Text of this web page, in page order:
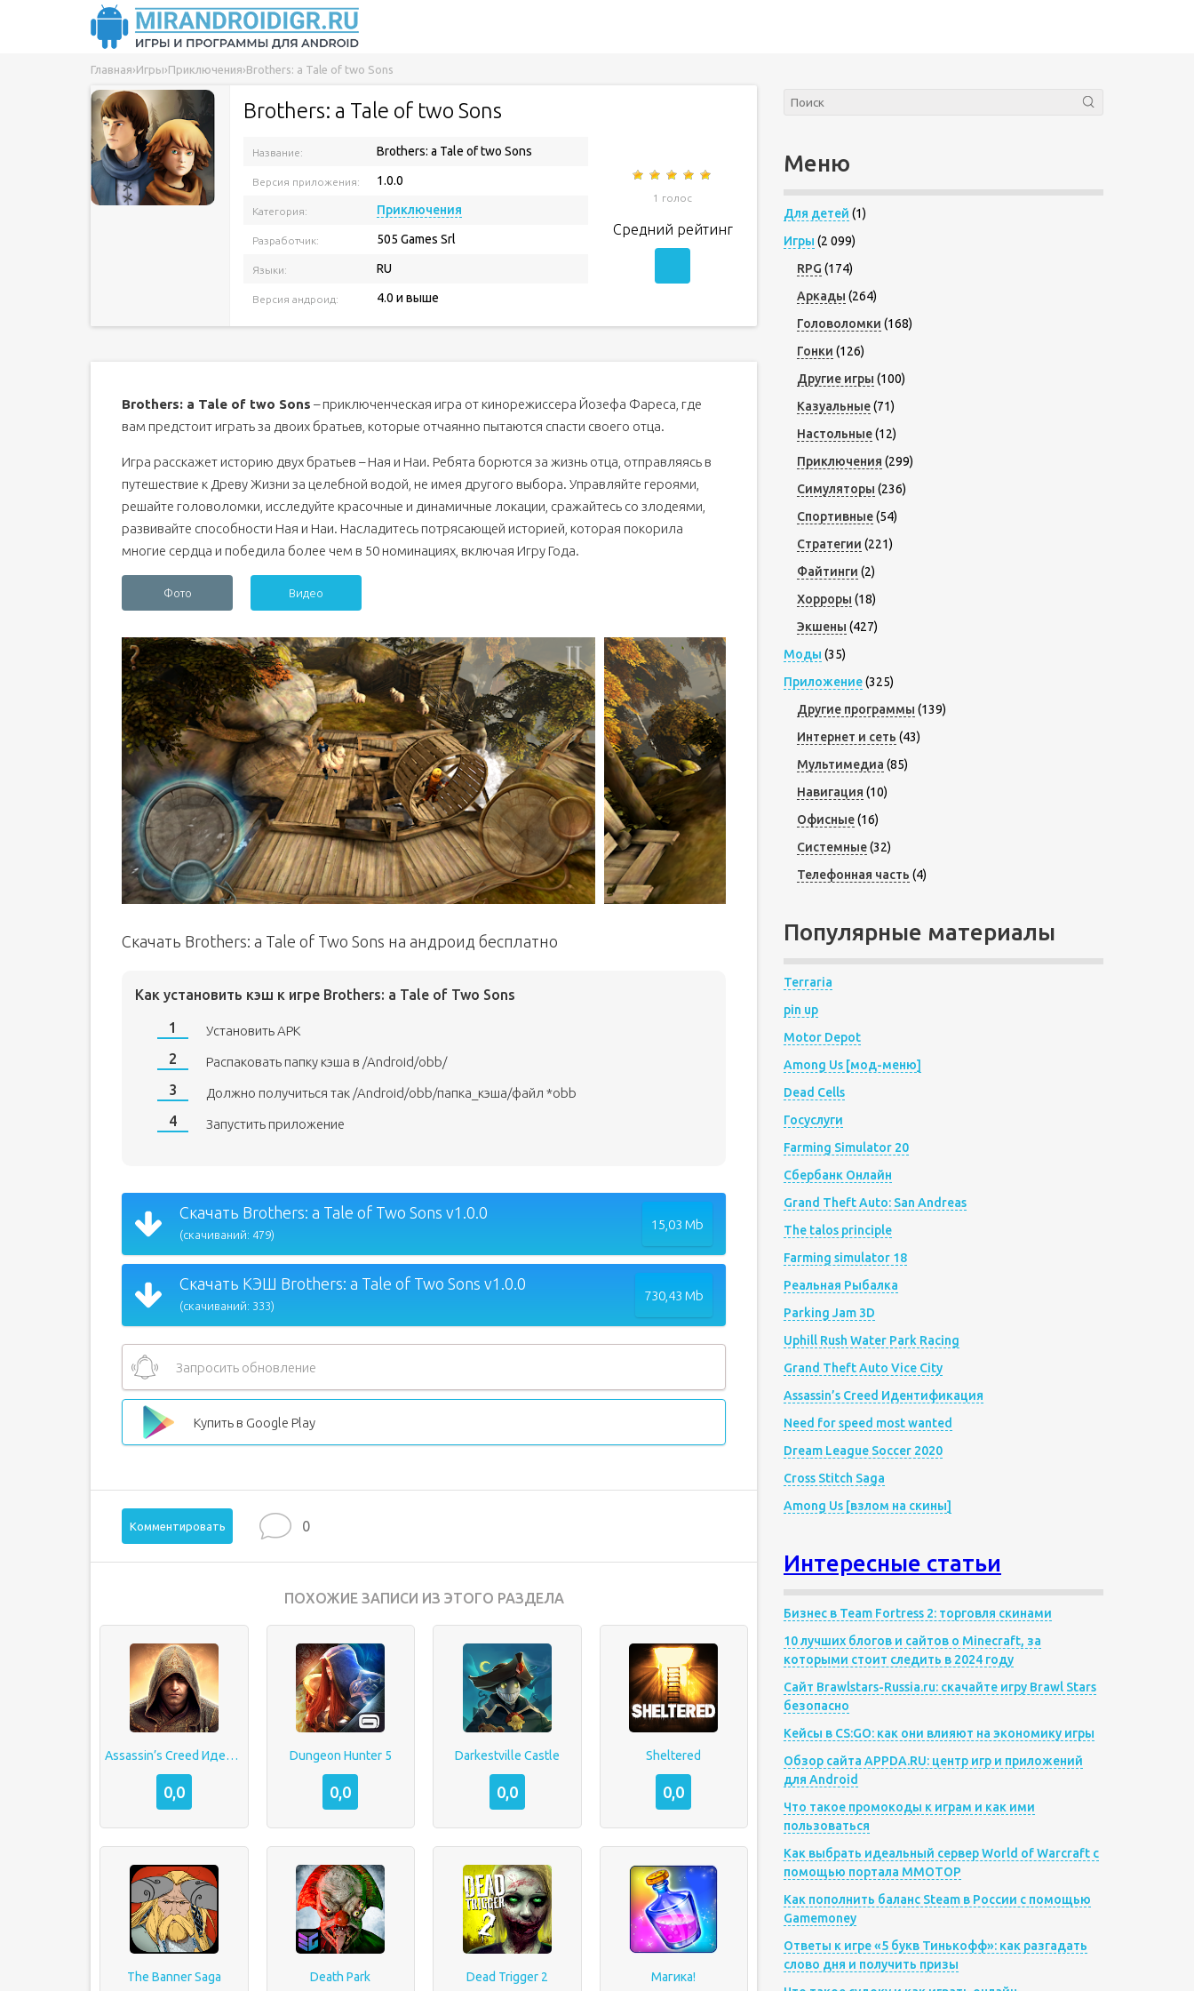
Главная›Игры›Приключения›Brothers: a Tale of two Sons
Brothers: a Tale of two Sons
Название: Brothers: a Tale of two Sons
Версия приложения: 1.0.0
Категория: Приключения
Разработчик: 505 Games Srl
Языки: RU
Версия андроид: 4.0 и выше
1 голос
Средний рейтинг
Brothers: a Tale of two Sons – приключенческая игра от кинорежиссера Йозефа Фареса, где
вам предстоит играть за двоих братьев, которые отчаянно пытаются спасти своего отца.
Игра расскажет историю двух братьев – Ная и Наи. Ребята борются за жизнь отца, отправляясь в
путешествие к Древу Жизни за целебной водой, не имея другого выбора. Управляйте героями,
решайте головоломки, исследуйте красочные и динамичные локации, сражайтесь со злодеями,
развивайте способности Ная и Наи. Насладитесь потрясающей историей, которая покорила
многие сердца и победила более чем в 50 номинациях, включая Игру Года.
Фото Видео
Скачать Brothers: a Tale of Two Sons на андроид бесплатно
Как установить кэш к игре Brothers: a Tale of Two Sons
Установить APK
Распаковать папку кэша в /Android/obb/
Должно получиться так /Android/obb/папка_кэша/файл *obb
Запустить приложение
Скачать Brothers: a Tale of Two Sons v1.0.0
(скачиваний: 479)
15,03 Mb
Скачать КЭШ Brothers: a Tale of Two Sons v1.0.0
(скачиваний: 333)
730,43 Mb
Запросить обновление
Купить в Google Play
Комментировать 0
ПОХОЖИЕ ЗАПИСИ ИЗ ЭТОГО РАЗДЕЛА
Assassin’s Creed Идентификация
0,0
Dungeon Hunter 5
0,0
Darkestville Castle
0,0
Sheltered
0,0
The Banner Saga Death Park Dead Trigger 2 Магика!
Меню
Для детей (1)
Игры (2 099)
RPG (174)
Аркады (264)
Головоломки (168)
Гонки (126)
Другие игры (100)
Казуальные(71)
Настольные(12)
Приключения (299)
Симуляторы (236)
Спортивные(54)
Стратегии (221)
Файтинги (2)
Хорроры (18)
Экшены (427)
Моды (35)
Приложение(325)
Другие программы (139)
Интернет и сеть (43)
Мультимедиа (85)
Навигация (10)
Офисные(16)
Системные(32)
Телефонная часть (4)
Популярные материалы
Terraria
pin up
Motor Depot
Among Us [мод-меню]
Dead Cells
Госуслуги
Farming Simulator 20
Сбербанк Онлайн
Grand Theft Auto: San Andreas
The talos principle
Farming simulator 18
Реальная Рыбалка
Parking Jam 3D
Uphill Rush Water Park Racing
Grand Theft Auto Vice City
Assassin’s Creed Идентификация
Need for speed most wanted
Dream League Soccer 2020
Cross Stitch Saga
Among Us [взлом на скины]
Интересные статьи
Бизнес в Team Fortress 2: торговля скинами
10 лучших блогов и сайтов о Minecraft, за
которыми стоит следить в 2024 году
Сайт Brawlstars-Russia.ru: скачайте игру Brawl Stars
безопасно
Кейсы в CS:GO: как они влияют на экономику игры
Обзор сайта APPDA.RU: центр игр и приложений
для Android
Что такое промокоды к играм и как ими
пользоваться
Как выбрать идеальный сервер World of Warcraft с
помощью портала MMOTOP
Как пополнить баланс Steam в России с помощью
Gamemoney
Ответы к игре «5 букв Тинькофф»: как разгадать
слово дня и получить призы